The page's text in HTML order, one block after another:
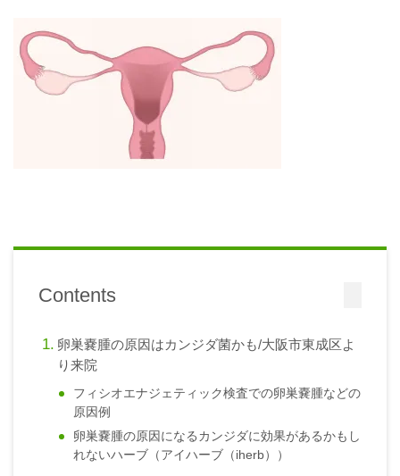
Contents
卵巣嚢腫の原因はカンジダ菌かも/大阪市東成区よ
り来院
フィシオエナジェティック検査での卵巣嚢腫などの
原因例
卵巣嚢腫の原因になるカンジダに効果があるかもし
れないハーブ（アイハーブ（iherb））